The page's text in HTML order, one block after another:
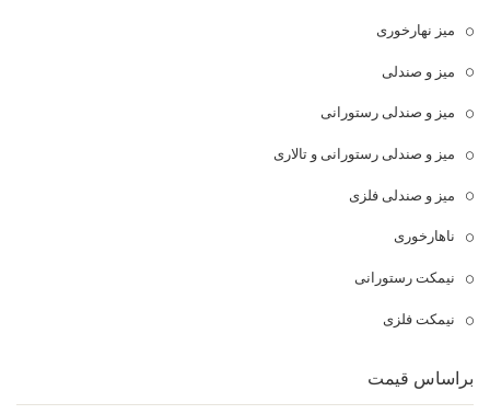
میز نهارخوری
میز و صندلی
میز و صندلی رستورانی
میز و صندلی رستورانی و تالاری
میز و صندلی فلزی
ناهارخوری
نیمکت رستورانی
نیمکت فلزی
براساس قیمت